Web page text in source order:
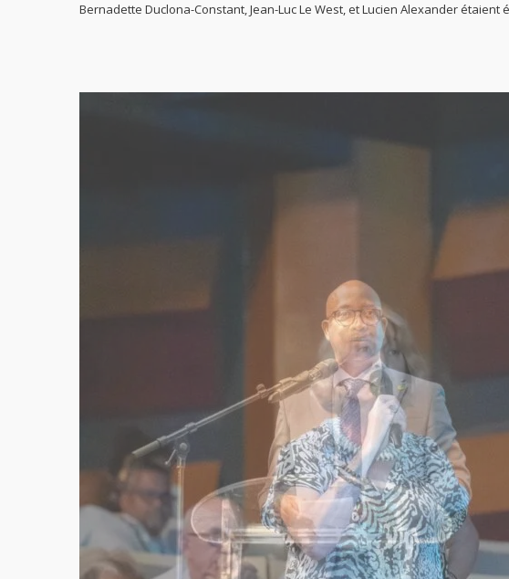
Bernadette Duclona-Constant, Jean-Luc Le West, et Lucien Alexander étaient